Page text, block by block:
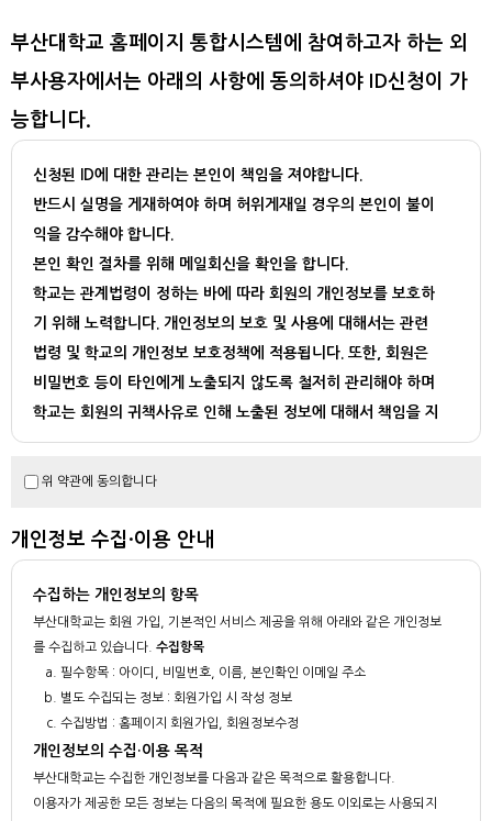
부산대학교 홈페이지 통합시스템에 참여하고자 하는 외
부사용자에서는 아래의 사항에 동의하셔야 ID신청이 가
능합니다.
신청된 ID에 대한 관리는 본인이 책임을 져야합니다.
반드시 실명을 게재하여야 하며 허위게재일 경우의 본인이 불이
익을 감수해야 합니다.
본인 확인 절차를 위해 메일회신을 확인을 합니다.
학교는 관계법령이 정하는 바에 따라 회원의 개인정보를 보호하
기 위해 노력합니다. 개인정보의 보호 및 사용에 대해서는 관련
법령 및 학교의 개인정보 보호정책에 적용됩니다. 또한, 회원은
비밀번호 등이 타인에게 노출되지 않도록 철저히 관리해야 하며
학교는 회원의 귀책사유로 인해 노출된 정보에 대해서 책임을 지
지 않습니다.
학교는 다음과 같은 경우에 법이 허용하는 범위 내에서 회원의 개
- 수사기관이나 기타 정부기관으로부터 정보제공을 요청 받은 경우
- 기타 법률에 의해 요규되는 경우
위 약관에 동의합니다
개인정보 수집·이용 안내
수집하는 개인정보의 항목
부산대학교는 회원 가입, 기본적인 서비스 제공을 위해 아래와 같은 개인정보
를 수집하고 있습니다. 수집항목
필수항목 : 아이디, 비밀번호, 이름, 본인확인 이메일 주소
별도 수집되는 정보 : 회원가입 시 작성 정보
수집방법 : 홈페이지 회원가입, 회원정보수정
개인정보의 수집·이용 목적
부산대학교는 수집한 개인정보를 다음과 같은 목적으로 활용합니다.
이용자가 제공한 모든 정보는 다음의 목적에 필요한 용도 이외로는 사용되지